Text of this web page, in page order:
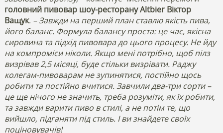
головний пивовар шоу-ресторану Altbier Віктор
Ващук. – Завжди на перший план ставлю якість пива,
його баланс. Формула балансу проста: це час, якісна
сировина та підхід пивовара до цього процесу. Не йду
на компроміси ніколи. Якщо мені потрібно, щоб пілз
визрівав 2,5 місяці, буде стільки визрівати. Раджу
колегам-пивоварам не зупинятися, постійно щось
робити та постійно вчитися. Завчили два-три сорти –
це ще нічого не значить, треба розуміти, як їх робити,
та завжди варити пиво в стилі, а не потім те, що
вийшло, підганяти під стиль. І ви знайдете своїх
поціновувачів!